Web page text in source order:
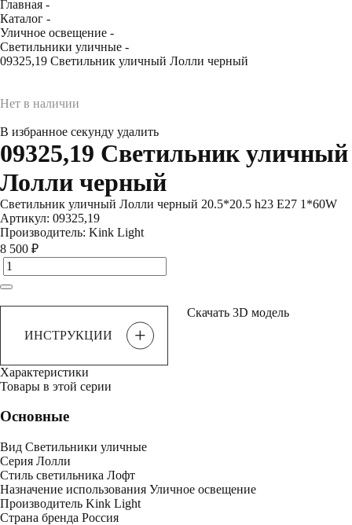
Главная -
Каталог -
Уличное освещение -
Светильники уличные -
09325,19 Светильник уличный Лолли черный
Нет в наличии
В избранное секунду удалить
09325,19 Светильник уличный
Лолли черный
Светильник уличный Лолли черный 20.5*20.5 h23 E27 1*60W
Артикул: 09325,19
Производитель: Kink Light
8 500 ₽
ИНСТРУКЦИИ +
Скачать 3D модель
Характеристики
Товары в этой серии
Основные
Вид Светильники уличные
Серия Лолли
Стиль светильника Лофт
Назначение использования Уличное освещение
Производитель Kink Light
Страна бренда Россия